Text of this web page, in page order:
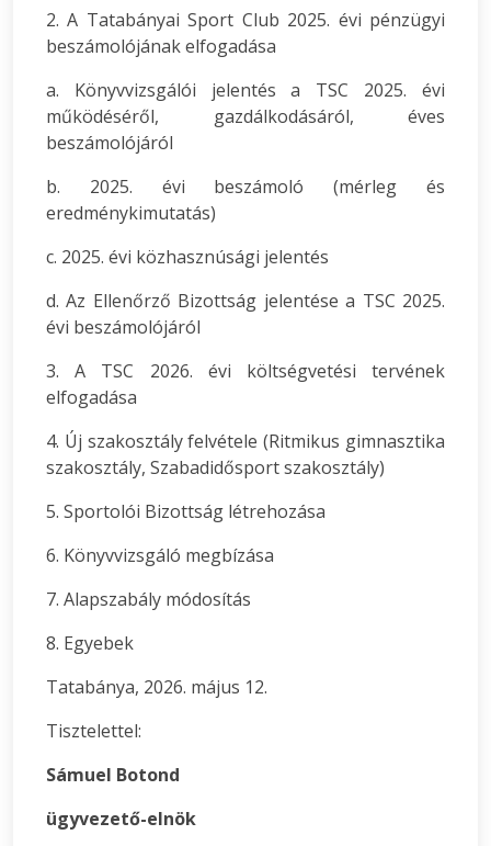
2. A Tatabányai Sport Club 2025. évi pénzügyi
beszámolójának elfogadása
a. Könyvvizsgálói jelentés a TSC 2025. évi
működéséről, gazdálkodásáról, éves
beszámolójáról
b. 2025. évi beszámoló (mérleg és
eredménykimutatás)
c. 2025. évi közhasznúsági jelentés
d. Az Ellenőrző Bizottság jelentése a TSC 2025.
évi beszámolójáról
3. A TSC 2026. évi költségvetési tervének
elfogadása
4. Új szakosztály felvétele (Ritmikus gimnasztika
szakosztály, Szabadidősport szakosztály)
5. Sportolói Bizottság létrehozása
6. Könyvvizsgáló megbízása
7. Alapszabály módosítás
8. Egyebek
Tatabánya, 2026. május 12.
Tisztelettel:
Sámuel Botond
ügyvezető-elnök